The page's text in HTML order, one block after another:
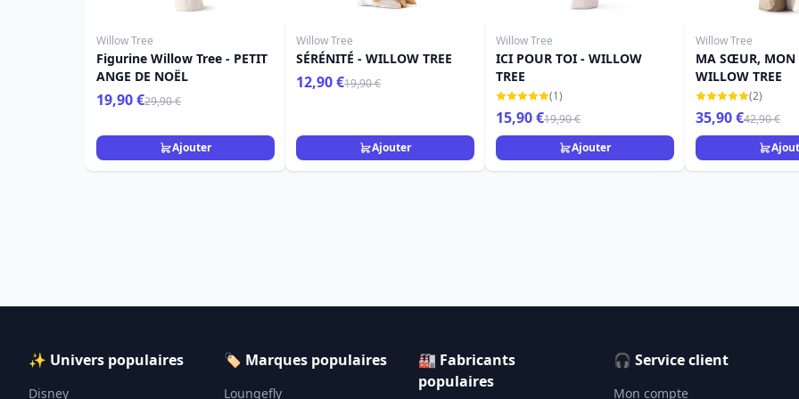
Willow Tree
Figurine Willow Tree - PETIT
ANGE DE NOËL
19,90 €29,90 €
Ajouter
Willow Tree
SÉRÉNITÉ - WILLOW TREE
12,90 €19,90 €
Ajouter
Willow Tree
ICI POUR TOI - WILLOW
TREE
(1)
15,90 €19,90 €
Ajouter
Willow Tree
MA SŒUR, MON
WILLOW TREE
(2)
35,90 €42,90 €
✨ Univers populaires
Disney
🏷️ Marques populaires
Loungefly
🏭 Fabricants
populaires
🎧 Service client
Mon compte